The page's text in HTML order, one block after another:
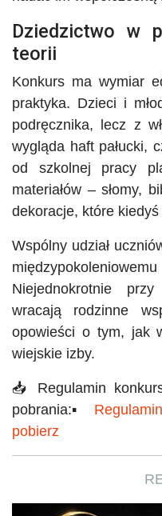
Dziedzictwo w
teorii
Konkurs ma wymiar
praktyka. Dzieci i
podręcznika, lecz z
wygląda haft pałucki,
od szkolnej pracy
materiałów – słomy,
dekoracje, które kiedyś
Wspólny udział
Niejednokrotnie
wracają rodzinne
opowieści o tym, jak
wiejskie izby.
📥 Regulamin
pobrania:▪️
pobierz